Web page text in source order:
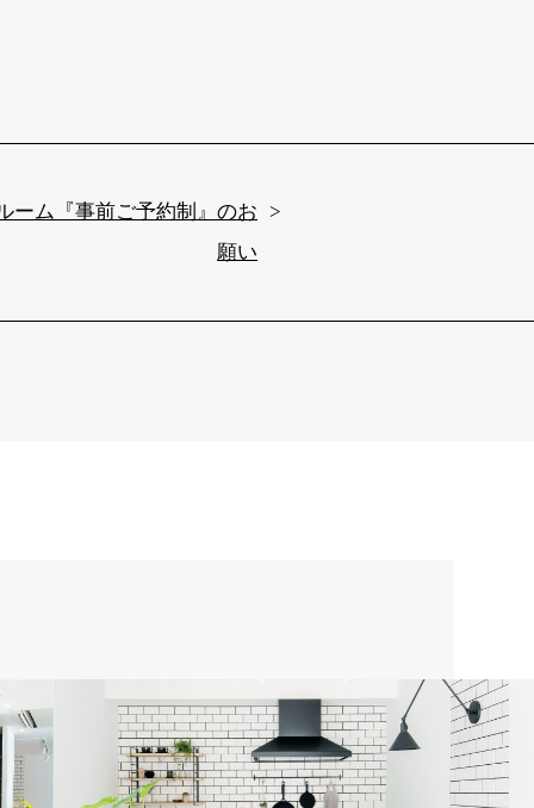
ーム『事前ご予約制』のお
願い